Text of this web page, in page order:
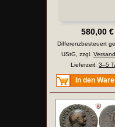
580,00 €
Differenzbesteuert
UStG, zzgl.
Lieferzeit: 3–5
In den